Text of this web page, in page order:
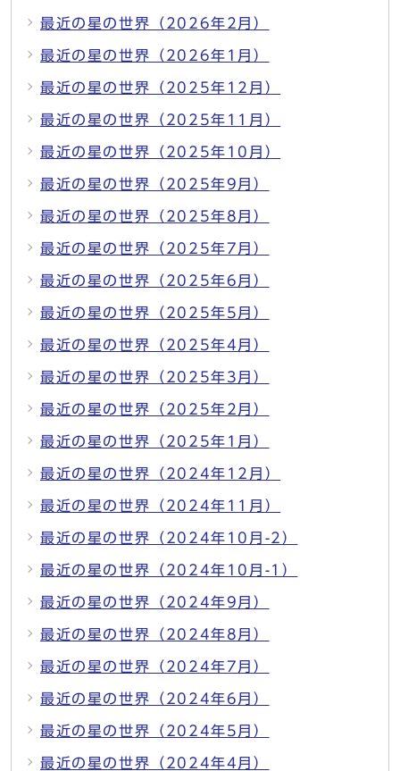
最近の星の世界（2026年2月）
最近の星の世界（2026年1月）
最近の星の世界（2025年12月）
最近の星の世界（2025年11月）
最近の星の世界（2025年10月）
最近の星の世界（2025年9月）
最近の星の世界（2025年8月）
最近の星の世界（2025年7月）
最近の星の世界（2025年6月）
最近の星の世界（2025年5月）
最近の星の世界（2025年4月）
最近の星の世界（2025年3月）
最近の星の世界（2025年2月）
最近の星の世界（2025年1月）
最近の星の世界（2024年12月）
最近の星の世界（2024年11月）
最近の星の世界（2024年10月-2）
最近の星の世界（2024年10月-1）
最近の星の世界（2024年9月）
最近の星の世界（2024年8月）
最近の星の世界（2024年7月）
最近の星の世界（2024年6月）
最近の星の世界（2024年5月）
最近の星の世界（2024年4月）